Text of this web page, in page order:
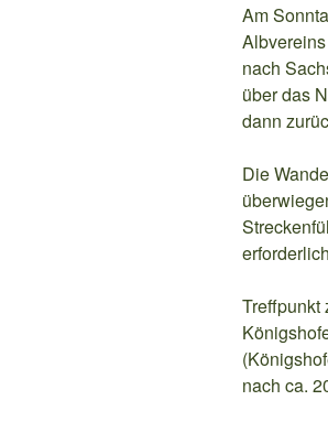
Am
nach
über das
dann
Die
Treffpunkt
nach ca.